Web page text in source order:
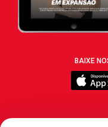
BAIXE